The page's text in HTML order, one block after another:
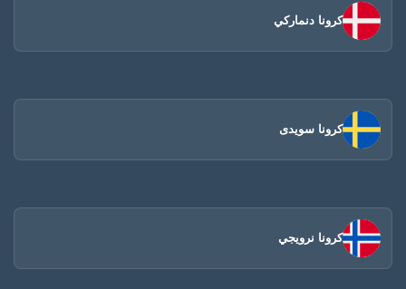
كرونا دنماركي
كرونا سويدى
كرونا نرويجي